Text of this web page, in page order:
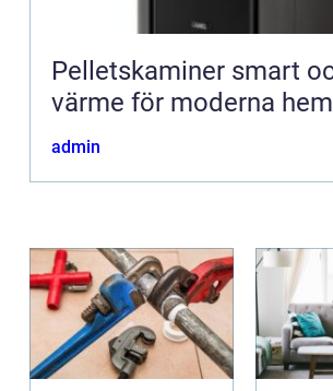
Pelletskaminer smart och hållbar
värme för moderna hem
admin